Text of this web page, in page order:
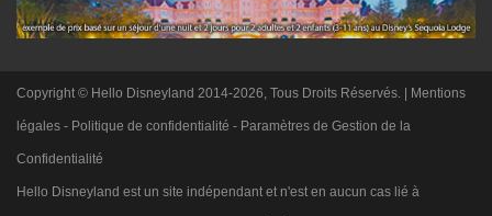
Copyright © Hello Disneyland 2014-2026, Tous Droits Réservés. | Mentions
légales - Politique de confidentialité - Paramètres de Gestion de la
Confidentialité
Hello Disneyland est un site indépendant et n'est en aucun cas lié à